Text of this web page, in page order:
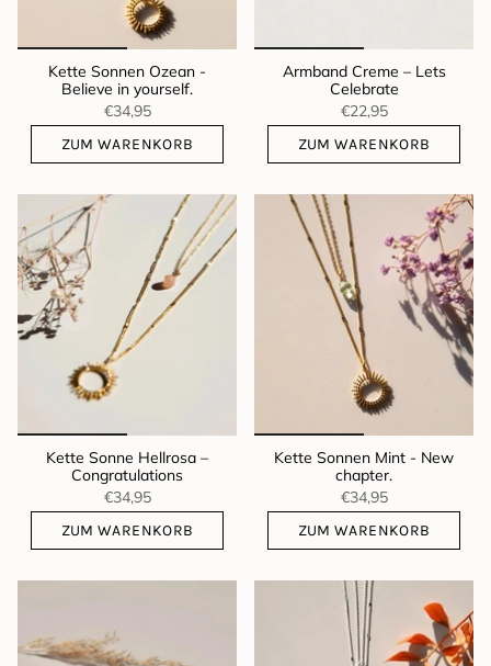
Kette Sonnen Ozean -
Believe in yourself.
€34,95
ZUM WARENKORB
Armband Creme – Lets
Celebrate
€22,95
ZUM WARENKORB
Kette Sonne Hellrosa –
Congratulations
€34,95
ZUM WARENKORB
Kette Sonnen Mint - New
chapter.
€34,95
ZUM WARENKORB